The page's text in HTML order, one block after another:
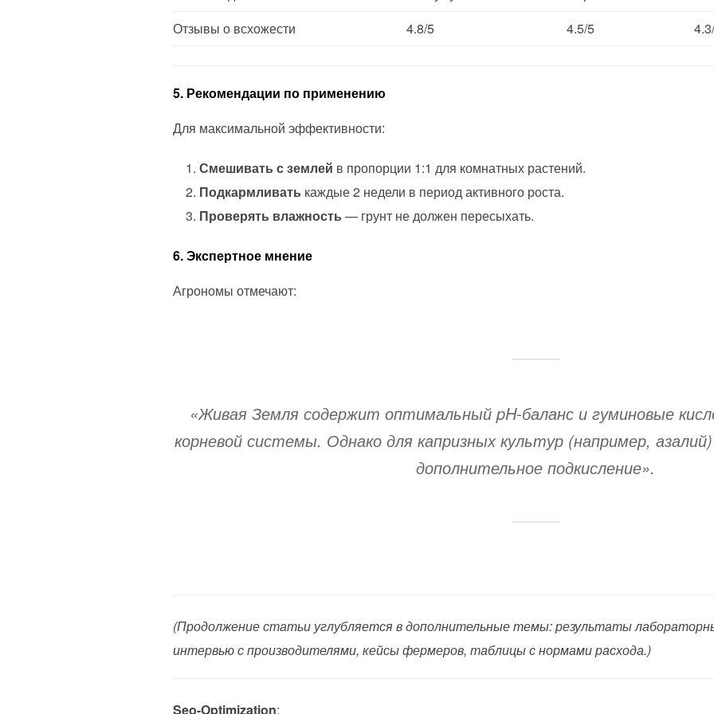
Отзывы о всхожести
4.8/5 4.5/5
5. Рекомендации по применению
Для максимальной эффективности:
Смешивать с землей в пропорции 1:1 для комнатных растений.
Подкармливать каждые 2 недели в период активного роста.
Проверять влажность — грунт не должен пересыхать.
6. Экспертное мнение
Агрономы отмечают:
«Живая Земля содержит оптимальный pH-баланс и гуминовые
корневой системы. Однако для капризных культур (например,
дополнительное подкисление».
(Продолжение статьи углубляется в дополнительные темы: результаты
интервью с производителями, кейсы фермеров, таблицы с нормами расхода.)
Seo-Optimization: